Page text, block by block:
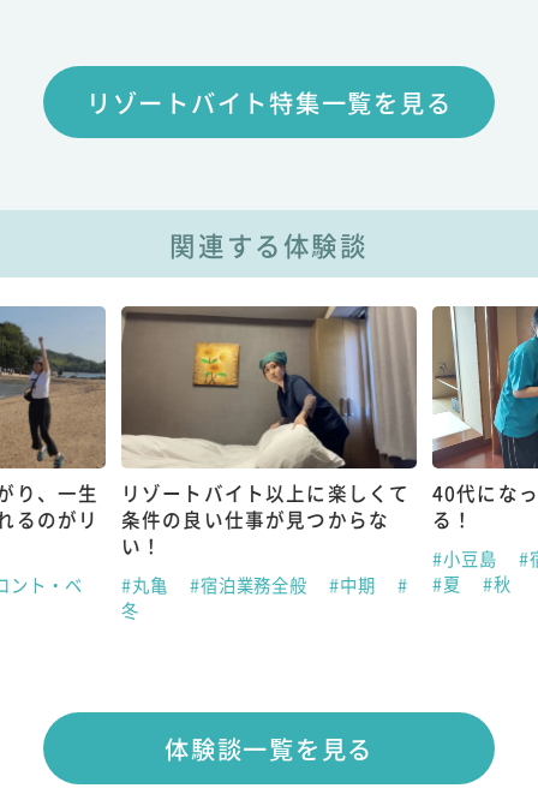
リゾートバイト特集一覧を見る
関連する体験談
り、一生
るのがリ
ント・ベ
リゾートバイト以上に楽しくて
条件の良い仕事が見つからな
い！
#丸亀 #宿泊業務全般 #中期
#
冬
40代にな
る！
#小豆島
#
#夏
#秋
体験談一覧を見る